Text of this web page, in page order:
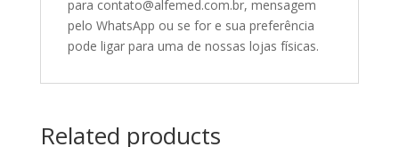
para contato@alfemed.com.br, mensagem
pelo WhatsApp ou se for e sua preferência
pode ligar para uma de nossas lojas físicas.
Related products